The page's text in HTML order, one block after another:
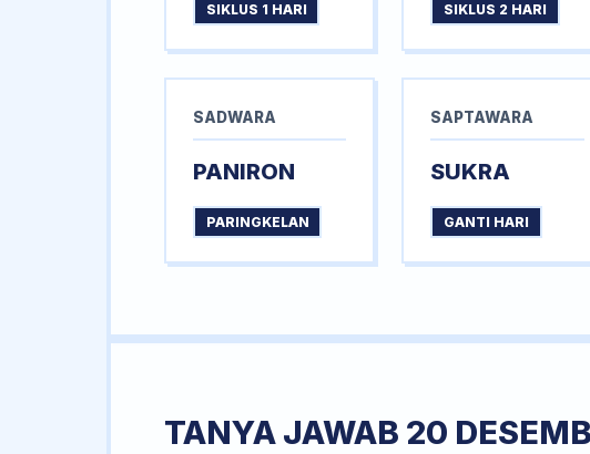
SIKLUS 1 HARI SIKLUS 2 HARI
SADWARA
PANIRON
PARINGKELAN
SAPTAWARA
SUKRA
GANTI HARI
TANYA JAWAB 20